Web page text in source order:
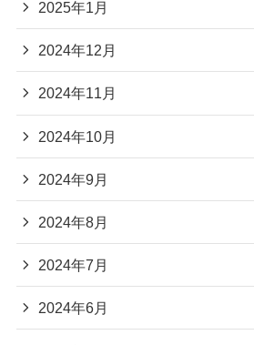
2025年1月
2024年12月
2024年11月
2024年10月
2024年9月
2024年8月
2024年7月
2024年6月